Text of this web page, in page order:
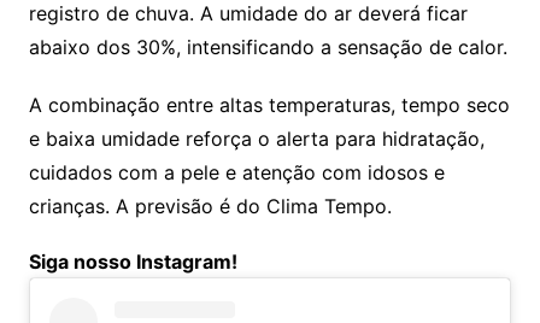
registro de chuva. A umidade do ar deverá ficar
abaixo dos 30%, intensificando a sensação de calor.
A combinação entre altas temperaturas, tempo seco
e baixa umidade reforça o alerta para hidratação,
cuidados com a pele e atenção com idosos e
crianças. A previsão é do Clima Tempo.
Siga nosso Instagram!